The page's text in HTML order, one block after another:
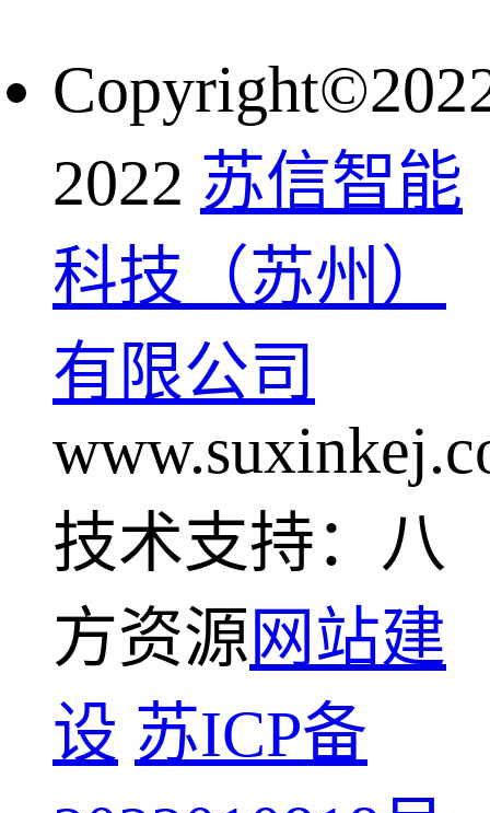
2022 苏信智能
科技（苏州）
有限公司
技术支持：八
方资源网站建
设 苏ICP备